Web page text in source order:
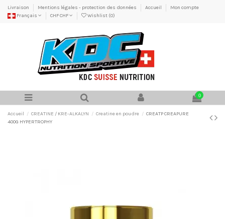
Livraison Mentions légales - protection des données Accueil
Mon compte
Français
CHF CHF Wishlist (0)
0
Accueil CREATINE / KRE-ALKALYN Creatine en poudre
CREATP CREAPURE
400G HYPERTROPHY